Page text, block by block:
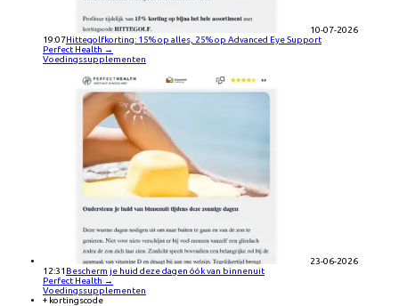
10-07-2026
19:07Hittegolfkorting: 15% op alles, 25% op Advanced Eye Support
Perfect Health →
Voedingssupplementen
23-06-2026
12:31 Bescherm je huid deze dagen óók van binnenuit
Perfect Health →
Voedingssupplementen
+ kortingscode